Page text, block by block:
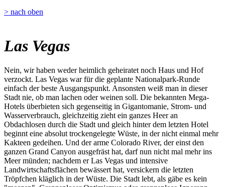
> nach oben
Las Vegas
Nein, wir haben weder heimlich geheiratet noch Haus und Hof
verzockt. Las Vegas war für die geplante Nationalpark-Runde
einfach der beste Ausgangspunkt. Ansonsten weiß man in dieser
Stadt nie, ob man lachen oder weinen soll. Die bekannten Mega-
Hotels überbieten sich gegenseitig in Gigantomanie, Strom- und
Wasserverbrauch, gleichzeitig zieht ein ganzes Heer an
Obdachlosen durch die Stadt und gleich hinter dem letzten Hotel
beginnt eine absolut trockengelegte Wüste, in der nicht einmal mehr
Kakteen gedeihen. Und der arme Colorado River, der einst den
ganzen Grand Canyon ausgefräst hat, darf nun nicht mal mehr ins
Meer münden; nachdem er Las Vegas und intensive
Landwirtschaftsflächen bewässert hat, versickern die letzten
Tröpfchen kläglich in der Wüste. Die Stadt lebt, als gäbe es kein